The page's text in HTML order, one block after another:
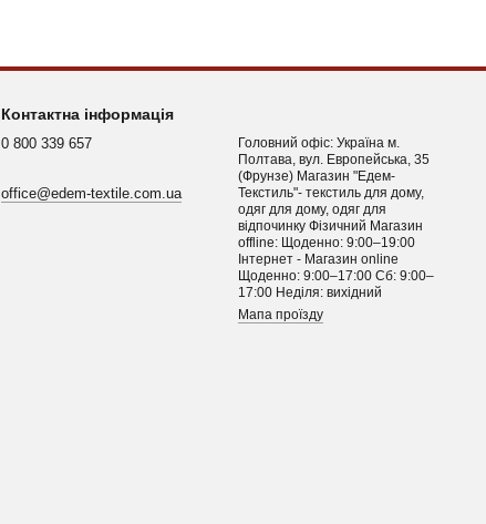
Контактна інформація
0 800 339 657
office@edem-textile.com.ua
Головний офіс: Україна м.
Полтава, вул. Европейська, 35
(Фрунзе) Магазин "Едем-
Текстиль"- текстиль для дому,
одяг для дому, одяг для
відпочинку Фізичний Магазин
offline: Щоденно: 9:00–19:00
Інтернет - Магазин online
Щоденно: 9:00–17:00 Сб: 9:00–
17:00 Неділя: вихідний
Мапа проїзду